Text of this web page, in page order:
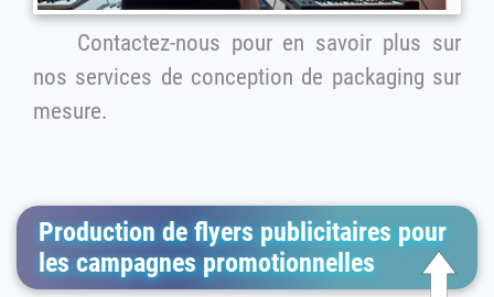
Contactez-nous pour en savoir plus sur
nos services de conception de packaging sur
mesure.
Production de flyers publicitaires pour
les campagnes promotionnelles